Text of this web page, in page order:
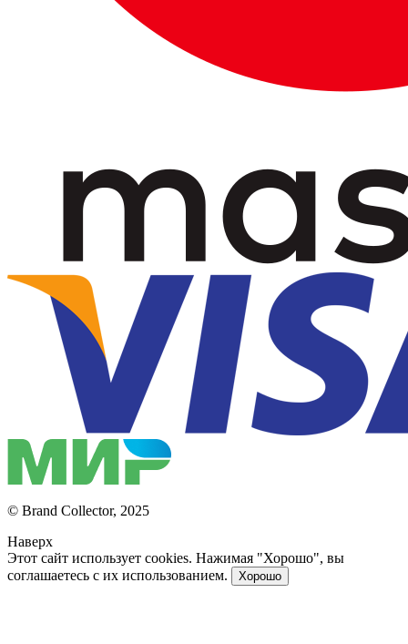
© Brand Collector, 2025
Наверх
Этот сайт использует cookies. Нажимая "Хорошо", вы
соглашаетесь с их использованием.
Хорошо